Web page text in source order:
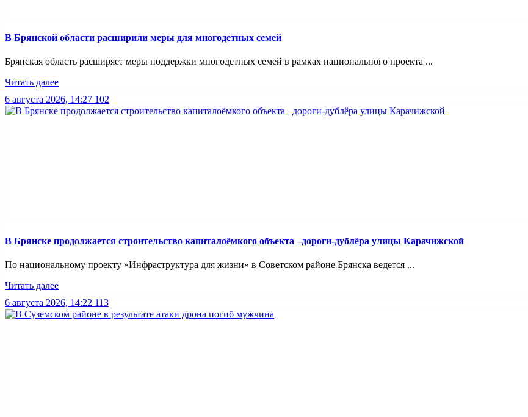
В Брянской области расширили меры для многодетных семей
Брянская область расширяет меры поддержки многодетных семей в рамках национального проекта ...
Читать далее
6 августа 2026, 14:27 102
В Брянске продолжается строительство капиталоёмкого объекта –дороги-дублёра улицы Карачижской
По национальному проекту «Инфраструктура для жизни» в Советском районе Брянска ведется ...
Читать далее
6 августа 2026, 14:22 113